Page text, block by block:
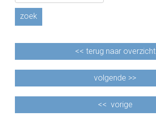
zoek
<< terug naar overzicht
volgende >>
<< vorige